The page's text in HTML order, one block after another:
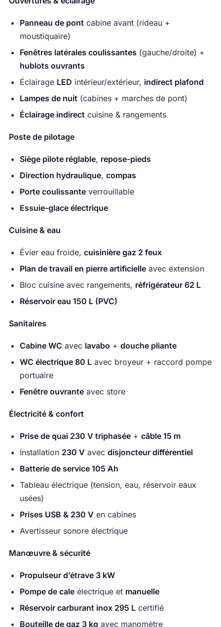
Panneau de pont cabine avant (rideau +
moustiquaire)
Fenêtres latérales coulissantes (gauche/droite) +
hublots ouvrants
Éclairage LED intérieur/extérieur, indirect plafond
Lampes de nuit (cabines + marches de pont)
Éclairage indirect cuisine & rangements
Poste de pilotage
Siège pilote réglable, repose-pieds
Direction hydraulique, compas
Porte coulissanteverrouillable
Essuie-glace électrique
Cuisine & eau
Évier eau froide, cuisinière gaz 2 feux
Plan de travail en pierre artificielleavec extension
Bloc cuisine avec rangements, réfrigérateur 62 L
Réservoir eau 150 L (PVC)
Sanitaires
Cabine WC avec lavabo + douche pliante
WC électrique 80 Lavec broyeur + raccord pompe
portuaire
Fenêtre ouvranteavec store
Électricité & confort
Prise de quai 230 V triphasée+ câble 15 m
Installation 230 V avec disjoncteur différentiel
Batterie de service 105 Ah
Tableau électrique (tension, eau, réservoir eaux
usées)
Prises USB & 230 V en cabines
Avertisseur sonore électrique
Manœuvre & sécurité
Propulseur d’étrave 3 kW
Pompe de caleélectrique et manuelle
Réservoir carburant inox 295 Lcertifié
Bouteille de gaz 3 kg avec manomètre